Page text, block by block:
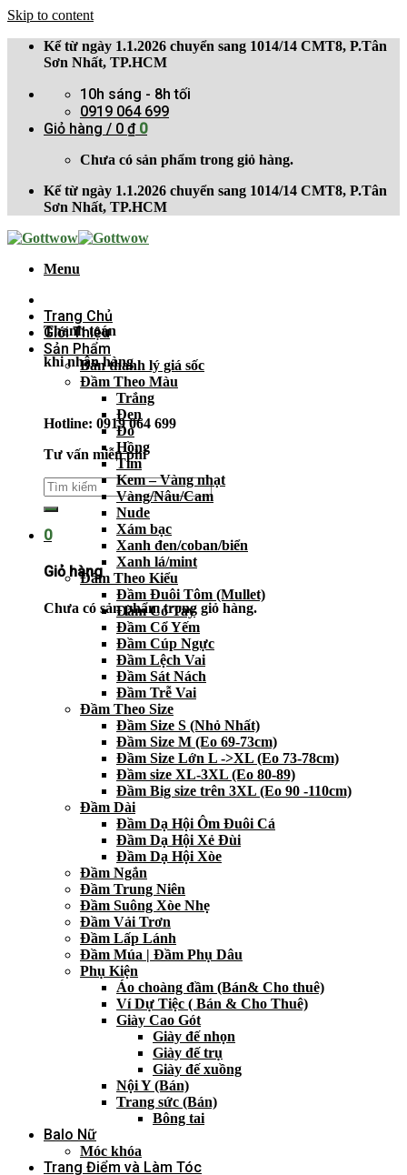
Skip to content
Kể từ ngày 1.1.2026 chuyển sang 1014/14 CMT8, P.Tân
Sơn Nhất, TP.HCM
10h sáng - 8h tối
0919 064 699
Giỏ hàng / 0 ₫ 0
Chưa có sản phẩm trong giỏ hàng.
Kể từ ngày 1.1.2026 chuyển sang 1014/14 CMT8, P.Tân
Sơn Nhất, TP.HCM
Menu
Thanh toán
khi nhận hàng
Hotline: 0919 064 699
Tư vấn miễn phí
0
Giỏ hàng
Chưa có sản phẩm trong giỏ hàng.
Trang Chủ
Giới Thiệu
Sản Phẩm
Bán thanh lý giá sốc
Đầm Theo Màu
Trắng
Đen
Đỏ
Hồng
Tím
Kem – Vàng nhạt
Vàng/Nâu/Cam
Nude
Xám bạc
Xanh đen/coban/biển
Xanh lá/mint
Đầm Theo Kiểu
Đầm Đuôi Tôm (Mullet)
Đầm Có Tay
Đầm Cổ Yếm
Đầm Cúp Ngực
Đầm Lệch Vai
Đầm Sát Nách
Đầm Trễ Vai
Đầm Theo Size
Đầm Size S (Nhỏ Nhất)
Đầm Size M (Eo 69-73cm)
Đầm Size Lớn L ->XL (Eo 73-78cm)
Đầm size XL-3XL (Eo 80-89)
Đầm Big size trên 3XL (Eo 90 -110cm)
Đầm Dài
Đầm Dạ Hội Ôm Đuôi Cá
Đầm Dạ Hội Xẻ Đùi
Đầm Dạ Hội Xòe
Đầm Ngắn
Đầm Trung Niên
Đầm Suông Xòe Nhẹ
Đầm Vải Trơn
Đầm Lấp Lánh
Đầm Múa | Đầm Phụ Dâu
Phụ Kiện
Áo choàng đầm (Bán& Cho thuê)
Ví Dự Tiệc ( Bán & Cho Thuê)
Giày Cao Gót
Giày đế nhọn
Giày đế trụ
Giày đế xuồng
Nội Y (Bán)
Trang sức (Bán)
Bông tai
Balo Nữ
Móc khóa
Trang Điểm và Làm Tóc